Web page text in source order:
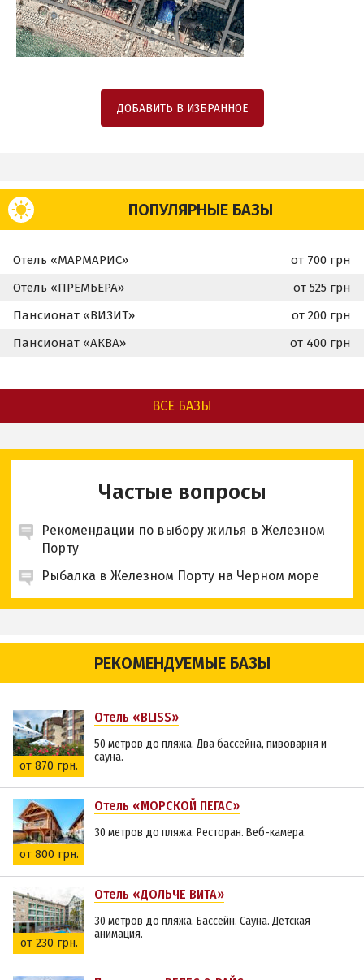
ДОБАВИТЬ В ИЗБРАННОЕ
ПОПУЛЯРНЫЕ БАЗЫ
Отель «МАРМАРИС»
от 700 грн
Отель «ПРЕМЬЕРА»
от 525 грн
Пансионат «ВИЗИТ»
от 200 грн
Пансионат «АКВА»
от 400 грн
ВСЕ БАЗЫ
Частые вопросы
Рекомендации по выбору жилья в Железном
Порту
Рыбалка в Железном Порту на Черном море
РЕКОМЕНДУЕМЫЕ БАЗЫ
от 870 грн.
Отель «BLISS»
50 метров до пляжа. Два бассейна, пивоварня и
сауна.
от 800 грн.
Отель «МОРСКОЙ ПЕГАС»
30 метров до пляжа. Ресторан. Веб-камера.
от 230 грн.
Отель «ДОЛЬЧЕ ВИТА»
30 метров до пляжа. Бассейн. Сауна. Детская
анимация.